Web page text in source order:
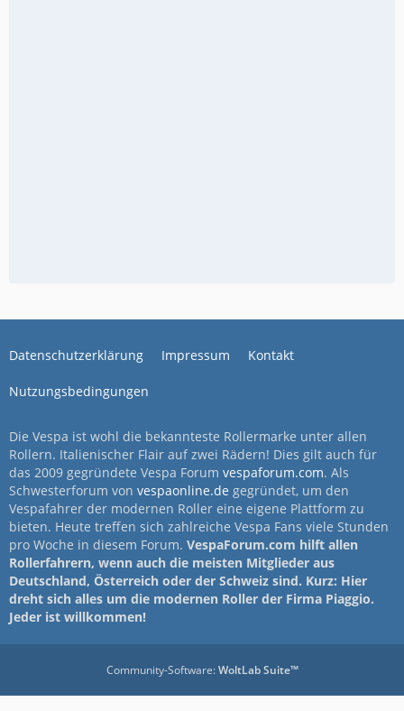
Datenschutzerklärung Impressum Kontakt
Nutzungsbedingungen
Die Vespa ist wohl die bekannteste Rollermarke unter allen
Rollern. Italienischer Flair auf zwei Rädern! Dies gilt auch für
das 2009 gegründete Vespa Forum vespaforum.com. Als
Schwesterforum von vespaonline.de gegründet, um den
Vespafahrer der modernen Roller eine eigene Plattform zu
bieten. Heute treffen sich zahlreiche Vespa Fans viele Stunden
pro Woche in diesem Forum. VespaForum.com hilft allen
Rollerfahrern, wenn auch die meisten Mitglieder aus
Deutschland, Österreich oder der Schweiz sind. Kurz: Hier
dreht sich alles um die modernen Roller der Firma Piaggio.
Jeder ist willkommen!
Community-Software:WoltLab Suite™